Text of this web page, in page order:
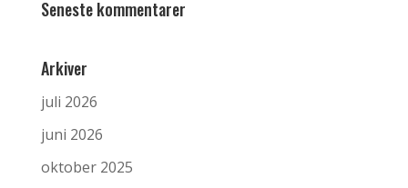
Seneste kommentarer
Arkiver
juli 2026
juni 2026
oktober 2025